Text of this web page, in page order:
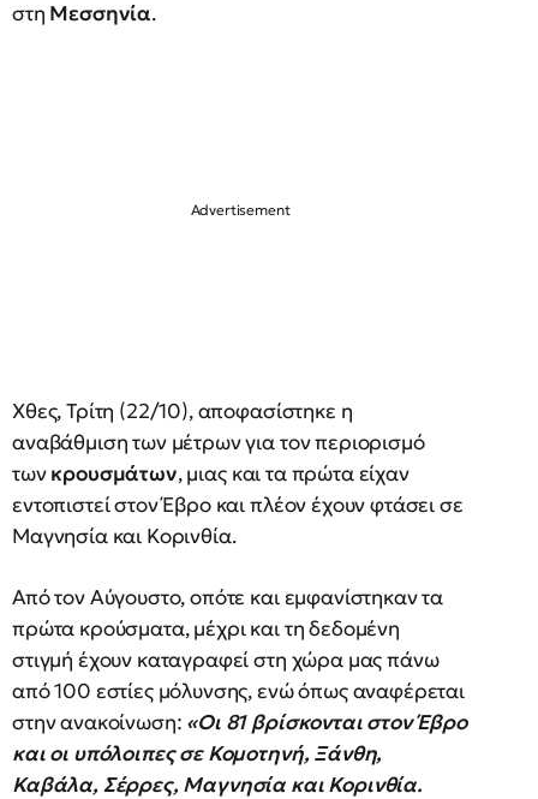
στη Μεσσηνία.
Χθες, Τρίτη (22/10), αποφασίστηκε η
αναβάθμιση των μέτρων για τον περιορισμό
τωνκρουσμάτων, μιας και τα πρώτα είχαν
εντοπιστεί στον Έβρο και πλέον έχουν φτάσει σε
Μαγνησία και Κορινθία.
Από τον Αύγουστο, οπότε και εμφανίστηκαν τα
πρώτα κρούσματα, μέχρι και τη δεδομένη
στιγμή έχουν καταγραφεί στη χώρα μας πάνω
από 100 εστίες μόλυνσης, ενώ όπως αναφέρεται
στην ανακοίνωση: «Οι 81 βρίσκονται στον Έβρο
και οι υπόλοιπες σε Κομοτηνή, Ξάνθη,
Καβάλα, Σέρρες, Μαγνησία και Κορινθία.